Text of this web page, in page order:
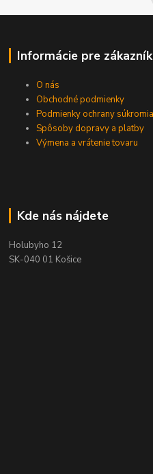
Informácie pre
O nás
Obchodné podmienky
Podmienky ochrany súkromia
Spôsoby dopravy a platby
Výmena a vrátenie tovaru
Kde nás nájdete
Holubyho 12
SK-040 01 Košice